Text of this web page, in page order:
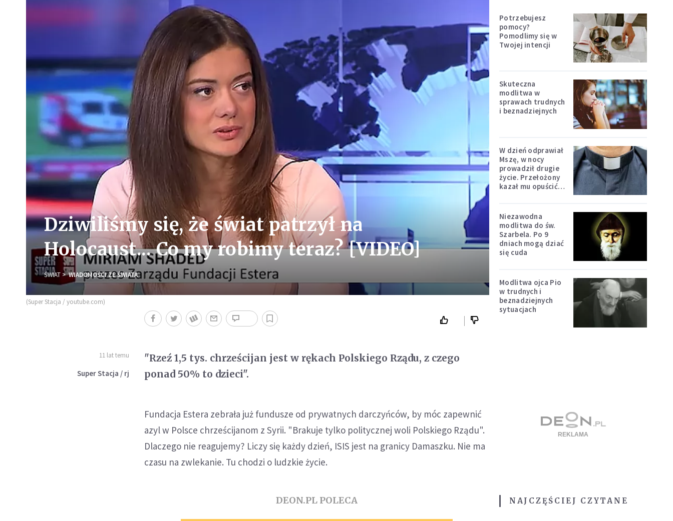
Dziwiliśmy się, że świat patrzył na
Holocaust... Co my robimy teraz? [VIDEO]
ŚWIAT WIADOMOŚCI ZE ŚWIATA
(Super Stacja / youtube.com)
11 lat temu
Super Stacja / rj
"Rzeź 1,5 tys. chrześcijan jest w rękach Polskiego Rządu, z czego
ponad 50% to dzieci".
Fundacja Estera zebrała już fundusze od prywatnych darczyńców, by móc zapewnić
azyl w Polsce chrześcijanom z Syrii. "Brakuje tylko politycznej woli Polskiego Rządu".
Dlaczego nie reagujemy? Liczy się każdy dzień, ISIS jest na granicy Damaszku. Nie ma
czasu na zwlekanie. Tu chodzi o ludzkie życie.
DEON.PL POLECA
Potrzebujesz
pomocy?
Pomodlimy się w
Twojej intencji
Skuteczna
modlitwa w
sprawach trudnych
i beznadziejnych
W dzień odprawiał
Mszę, w nocy
prowadził drugie
życie. Przełożony
kazał mu opuścić
Niezawodna
modlitwa do św.
Szarbela. Po 9
dniach mogą dziać
się cuda
Modlitwa ojca Pio
w trudnych i
beznadziejnych
sytuacjach
NAJCZĘŚCIEJ CZYTANE